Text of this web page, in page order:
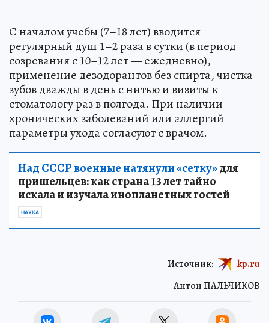
С началом учебы (7–18 лет) вводится
регулярный душ 1–2 раза в сутки (в период
созревания с 10–12 лет — ежедневно),
применение дезодорантов без спирта, чистка
зубов дважды в день с нитью и визиты к
стоматологу раз в полгода. При наличии
хронических заболеваний или аллергий
параметры ухода согласуют с врачом.
Над СССР военные натянули «сетку»для
пришельцев: как страна 13 лет тайно
искала и изучала инопланетных гостей
НАУКА
Антон ПАЛЬЧИКОВ
Источник: kp.ru